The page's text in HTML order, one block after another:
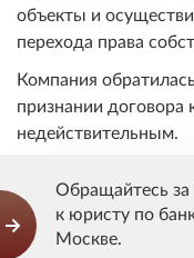
объекты и
перехода права
Компания
признании
недействительным.
компания признана
отношении нее
Обращайтесь за
к юристу по
Москве.